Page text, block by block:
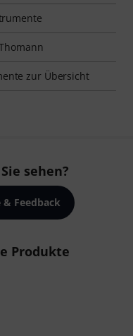
zur Übersicht
sehen?
& Feedback
Produkte